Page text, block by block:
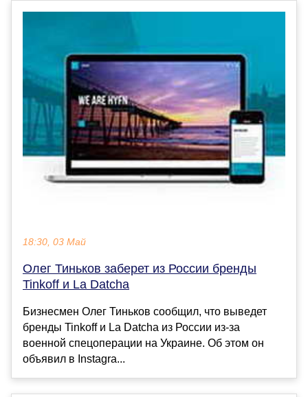
18:30, 03 Май
Олег Тиньков заберет из России бренды
Tinkoff и La Datcha
Бизнесмен Олег Тиньков сообщил, что выведет
бренды Tinkoff и La Datcha из России из-за
военной спецоперации на Украине. Об этом он
объявил в Instagra...